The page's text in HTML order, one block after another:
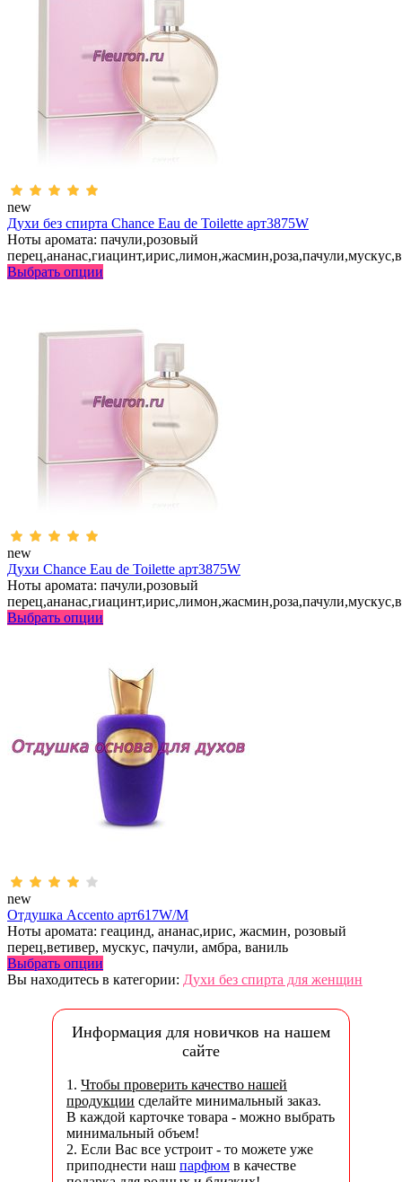
new
Духи без спирта Chance Eau de Toilette арт3875W
Ноты аромата: пачули,розовый
Выбрать опции
new
Духи Chance Eau de Toilette арт3875W
Ноты аромата: пачули,розовый
Выбрать опции
new
Отдушка Accento арт617W/M
Ноты аромата: геацинд, ананас,ирис, жасмин, розовый
перец,ветивер, мускус, пачули, амбра, ваниль
Выбрать опции
Вы находитесь в категории: Духи без спирта для женщин
Информация для новичков на нашем
сайте
1. Чтобы проверить качество нашей
продукции сделайте минимальный заказ.
В каждой карточке товара - можно выбрать
минимальный объем!
2. Если Вас все устроит - то можете уже
приподнести наш парфюм в качестве